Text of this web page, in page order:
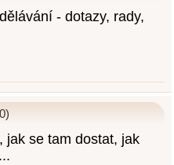
- dotazy, rady,
jak se tam dostat, jak